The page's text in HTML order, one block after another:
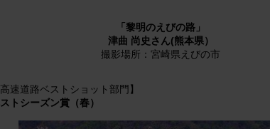
「黎明のえびの路」
津曲 尚史さん(熊本県）
撮影場所：宮崎県えびの市
高速道路ベストショット部門】
トシーズン賞（春）